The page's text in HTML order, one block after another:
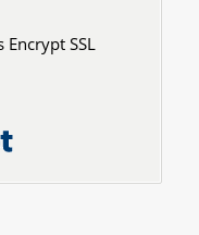
Encrypt SSL